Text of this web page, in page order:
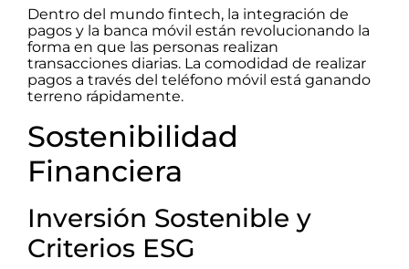
Dentro del mundo fintech, la integración de
pagos y la banca móvil están revolucionando la
forma en que las personas realizan
transacciones diarias. La comodidad de realizar
pagos a través del teléfono móvil está ganando
terreno rápidamente.
Sostenibilidad
Financiera
Inversión Sostenible y
Criterios ESG